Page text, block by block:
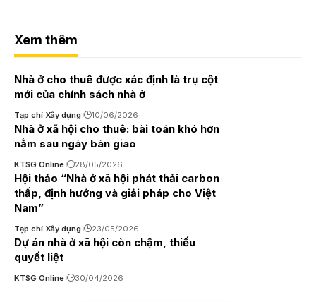
Xem thêm
Nhà ở cho thuê được xác định là trụ cột
mới của chính sách nhà ở
Tạp chí Xây dựng 10/06/2026
Nhà ở xã hội cho thuê: bài toán khó hơn
nằm sau ngày bàn giao
KTSG Online 28/05/2026
Hội thảo “Nhà ở xã hội phát thải carbon
thấp, định hướng và giải pháp cho Việt
Nam”
Tạp chí Xây dựng 23/05/2026
Dự án nhà ở xã hội còn chậm, thiếu
quyết liệt
KTSG Online 30/04/2026